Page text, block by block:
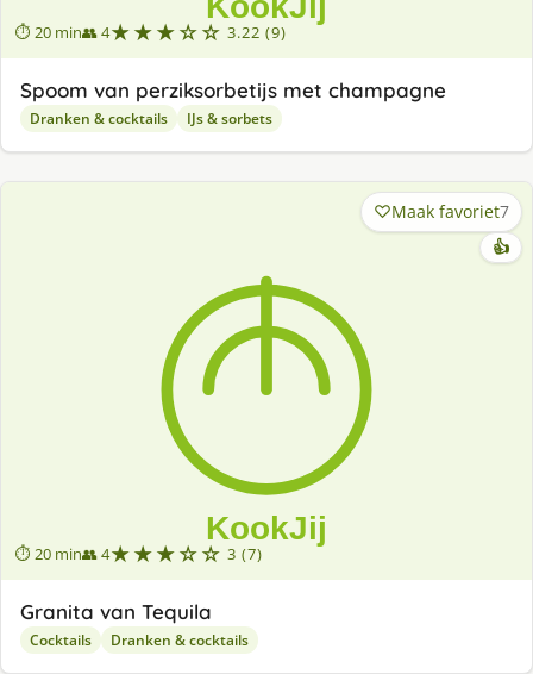
⏱ 20 min👥 4★★★☆☆ 3.22 (9)
Spoom van perziksorbetijs met champagne
Dranken & cocktails IJs & sorbets
⏱ 20 min👥 4★★★☆☆ 3 (7)
Maak favoriet7
👍
Granita van Tequila
Cocktails Dranken & cocktails